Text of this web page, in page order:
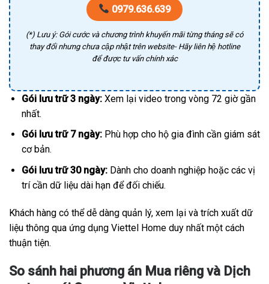
0979.636.639
(*) Lưu ý: Gói cước và chương trình khuyến mãi từng tháng sẽ có
thay đổi nhưng chưa cập nhật trên website- Hãy liên hệ hotline
để được tư vấn chính xác
Gói lưu trữ 3 ngày:Xem lại video trong vòng 72 giờ gần
nhất.
Gói lưu trữ 7 ngày:Phù hợp cho hộ gia đình cần giám sát
cơ bản.
Gói lưu trữ 30 ngày:Dành cho doanh nghiệp hoặc các vị
trí cần dữ liệu dài hạn để đối chiếu.
Khách hàng có thể dễ dàng quản lý, xem lại và trích xuất dữ
liệu thông qua ứng dụng Viettel Home duy nhất một cách
thuận tiện.
So sánh hai phương án Mua riêng và Dịch